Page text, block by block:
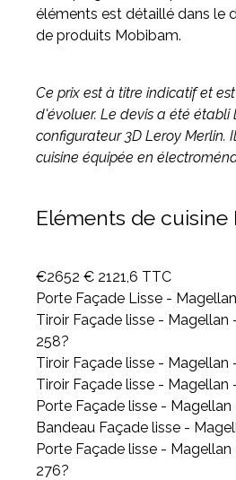
éléments est détaillé dans le
de produits Mobibam.
Ce prix est à titre indicatif et
d'évoluer. Le devis a été établi
configurateur 3D Leroy Merlin.
cuisine équipée en
Eléments de
€2652 € 2121,6 TTC
Porte Façade Lisse -
Tiroir Façade lisse - Magellan
258?
Tiroir Façade lisse - Magellan
Tiroir Façade lisse - Magellan
Porte Façade lisse - Magellan
Bandeau Façade lisse -
Porte Façade lisse - Magellan
276?